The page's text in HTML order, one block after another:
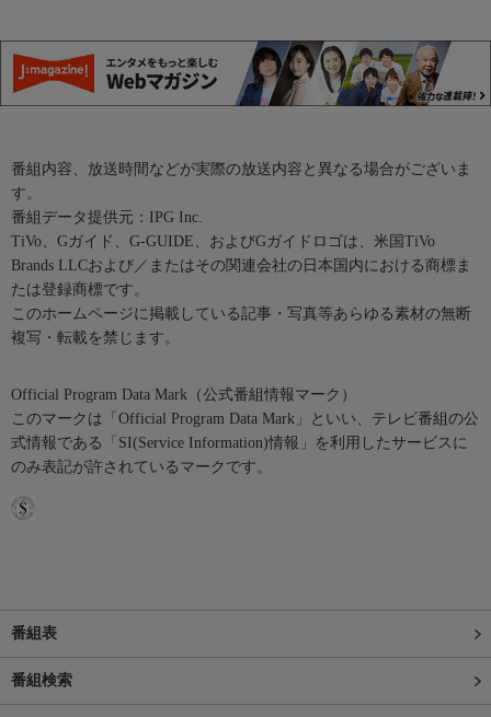
番組内容、放送時間などが実際の放送内容と異なる場合がございま
す。
番組データ提供元：IPG Inc.
TiVo、Gガイド、G-GUIDE、およびGガイドロゴは、米国TiVo
Brands LLCおよび／またはその関連会社の日本国内における商標ま
たは登録商標です。
このホームページに掲載している記事・写真等あらゆる素材の無断
複写・転載を禁じます。
Official Program Data Mark（公式番組情報マーク）
このマークは「Official Program Data Mark」といい、テレビ番組の公
式情報である「SI(Service Information)情報」を利用したサービスに
のみ表記が許されているマークです。
番組表
番組検索